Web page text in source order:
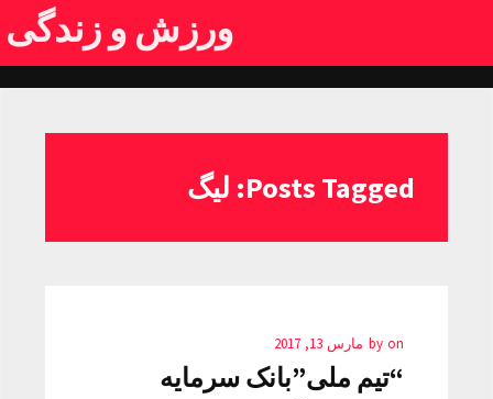
ورزش و زندگی
Posts Tagged: لیگ
by on مارس 13, 2017
“تیم ملی”بانک سرمایه